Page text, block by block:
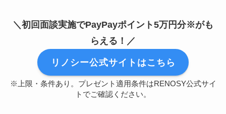
＼初回面談実施でPayPayポイント5万円分※がも
らえる！／
リノシー公式サイトはこちら
※上限・条件あり。プレゼント適用条件はRENOSY公式サイ
トでご確認ください。